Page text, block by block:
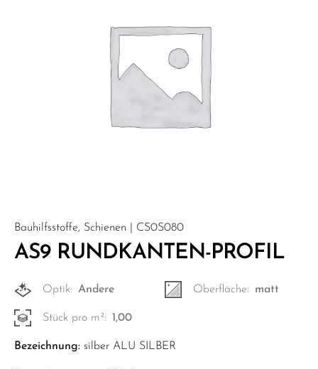
Bauhilfsstoffe, Schienen | CS0S080
AS9 RUNDKANTEN-PROFIL
Optik: Andere Oberfläche: matt
Stück pro m²: 1,00
Bezeichnung: silber ALU SILBER